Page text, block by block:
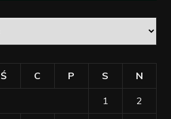
Ś C P S N
1 2